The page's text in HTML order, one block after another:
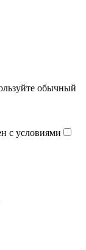
обычный
с условиями